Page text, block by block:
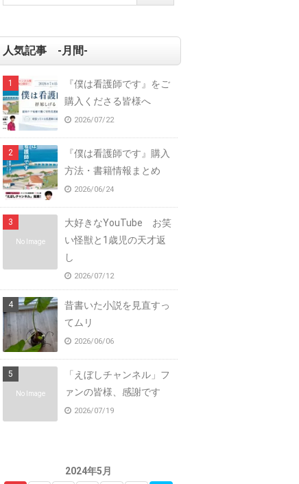
人気記事 -月間-
『僕は看護師です』をご
購入くださる皆様へ
2026/07/22
『僕は看護師です』購入
方法・書籍情報まとめ
2026/06/24
No Image
大好きなYouTube お笑
い怪獣と1歳児の天才返
し
2026/07/12
昔書いた小説を見直すっ
てムリ
2026/06/06
No Image
「えぼしチャンネル」フ
ァンの皆様、感謝です
2026/07/19
2024年5月